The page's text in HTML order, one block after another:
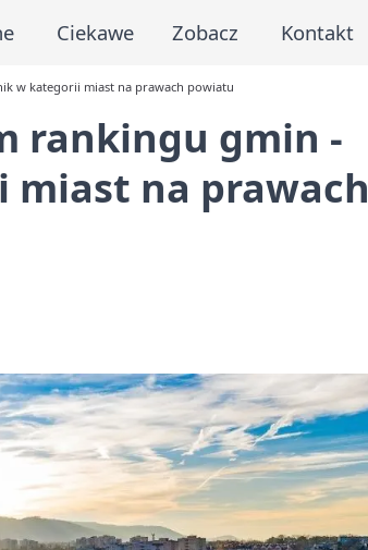
Ciekawe Zobacz Kontakt
w kategorii miast na prawach powiatu
rankingu gmin -
na prawach